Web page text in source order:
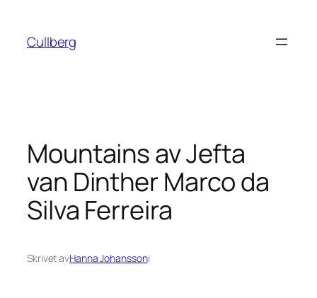
innehåll
Cullberg
Mountains av Jefta
van Dinther Marco da
Silva Ferreira
Skrivet avHanna Johanssoni